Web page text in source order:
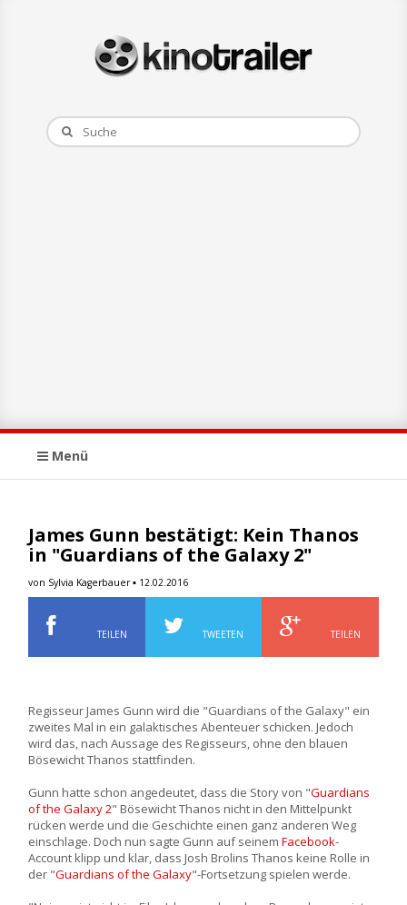
Menü
James Gunn bestätigt: Kein Thanos
in "Guardians of the Galaxy 2"
von Sylvia Kagerbauer ▪ 12.02.2016
TEILEN TWEETEN TEILEN
Regisseur James Gunn wird die "Guardians of the Galaxy" ein
zweites Mal in ein galaktisches Abenteuer schicken. Jedoch
wird das, nach Aussage des Regisseurs, ohne den blauen
Bösewicht Thanos stattfinden.
Gunn hatte schon angedeutet, dass die Story von "Guardians
of the Galaxy 2" Bösewicht Thanos nicht in den Mittelpunkt
rücken werde und die Geschichte einen ganz anderen Weg
einschlage. Doch nun sagte Gunn auf seinemFacebook-
Account klipp und klar, dass Josh Brolins Thanos keine Rolle in
der "Guardians of the Galaxy"-Fortsetzung spielen werde.